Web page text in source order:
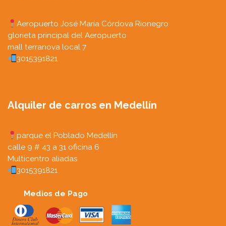
Aeropuerto José María Córdova Rionegro
glorieta principal del Aeropuerto
mall terranova local 7
3015391821
Alquiler de carros en Medellín
parque el Poblado Medellín
calle 9 # 43 a 31 oficina 6
Multicentro aliadas
3015391821
Medios de Pago